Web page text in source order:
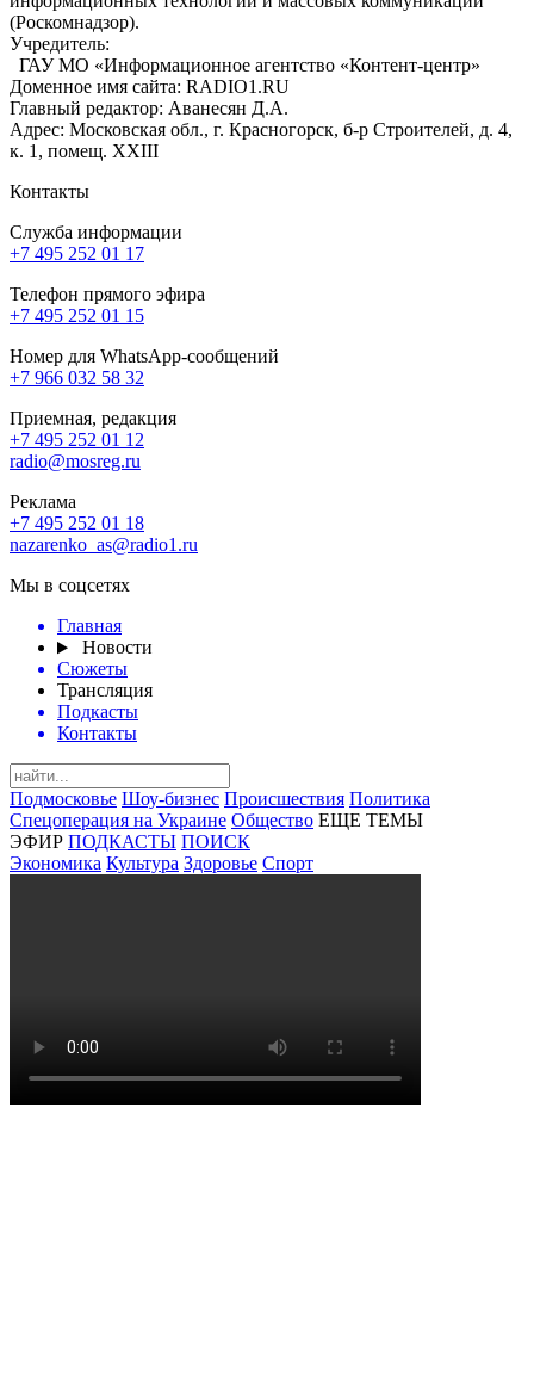
(Роскомнадзор).
Учредитель:
ГАУ МО «Информационное агентство «Контент-центр»
Доменное имя сайта: RADIO1.RU
Главный редактор: Аванесян Д.А.
Адрес: Московская обл., г. Красногорск, б-р Строителей, д. 4,
к. 1, помещ. XXIII
Контакты
Служба информации
+7 495 252 01 17
Телефон прямого эфира
+7 495 252 01 15
Номер для WhatsApp-сообщений
+7 966 032 58 32
Приемная, редакция
+7 495 252 01 12
radio@mosreg.ru
Реклама
+7 495 252 01 18
nazarenko_as@radio1.ru
Мы в соцсетях
Главная
Новости
Сюжеты
Трансляция
Подкасты
Контакты
Подмосковье Шоу-бизнес Происшествия Политика
Спецоперация на Украине Общество ЕЩЕ ТЕМЫ
ЭФИР ПОДКАСТЫ ПОИСК
Экономика Культура Здоровье Спорт